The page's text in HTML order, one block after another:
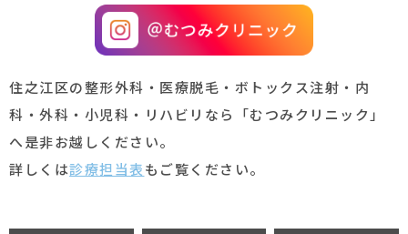
住之江区の整形外科・医療脱毛・ボトックス注射・内
科・外科・小児科・リハビリなら「むつみクリニック」
へ是非お越しください。
詳しくは診療担当表もご覧ください。